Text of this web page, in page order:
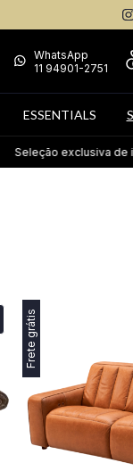
WhatsApp
11 94901-2751
ESSENTIALS
Seleção exclusiva de
Frete grátis